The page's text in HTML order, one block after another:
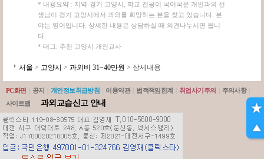
* 내용요약 : 지역-경기 고양시, 학교 전공이 국어국문 개인과외 선
생님이 경기 고양시에서 과외를 희망하는 분을 찾고 있습니다. 분
야는 영어입니다. 상세한 내용은 상담하실 때 의견나누시면 됩니
다.
* 태그: 추천 고양시 개인교사
서울 > 고양시 > 과외비 31~40만원 > 상세내용
PC화면 공지 개인정보취급방침 이용약관 법적책임한계 취업사기주의 주의사항
사이트맵
과외교습신고 안내